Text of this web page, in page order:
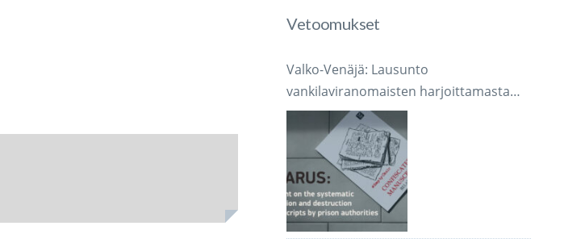
Vetoomukset
Valko-Venäjä: Lausunto
vankilaviranomaisten harjoittamasta
järjestelmällisestä käsikirjoitusten
takavarikoinnista ja tuhoamisesta